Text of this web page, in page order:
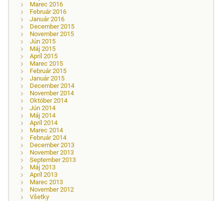
Marec 2016
Február 2016
Január 2016
December 2015
November 2015
Jún 2015
Máj 2015
Apríl 2015
Marec 2015
Február 2015
Január 2015
December 2014
November 2014
Október 2014
Jún 2014
Máj 2014
Apríl 2014
Marec 2014
Február 2014
December 2013
November 2013
September 2013
Máj 2013
Apríl 2013
Marec 2013
November 2012
Všetky